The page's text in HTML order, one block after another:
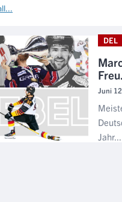
DEL
Juni
Jahr...